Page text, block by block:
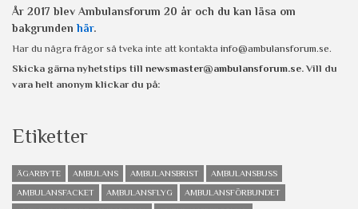
År 2017 blev Ambulansforum 20 år och du kan läsa om
bakgrunden här.
Har du några frågor så tveka inte att kontakta info@ambulansforum.se.
Skicka gärna nyhetstips till newsmaster@ambulansforum.se. Vill du
vara helt anonym klickar du på:
Etiketter
ÄGARBYTE AMBULANS AMBULANSBRIST
AMBULANSBUSS
AMBULANSFACKET
AMBULANSFLYG
AMBULANSFÖRBUNDET